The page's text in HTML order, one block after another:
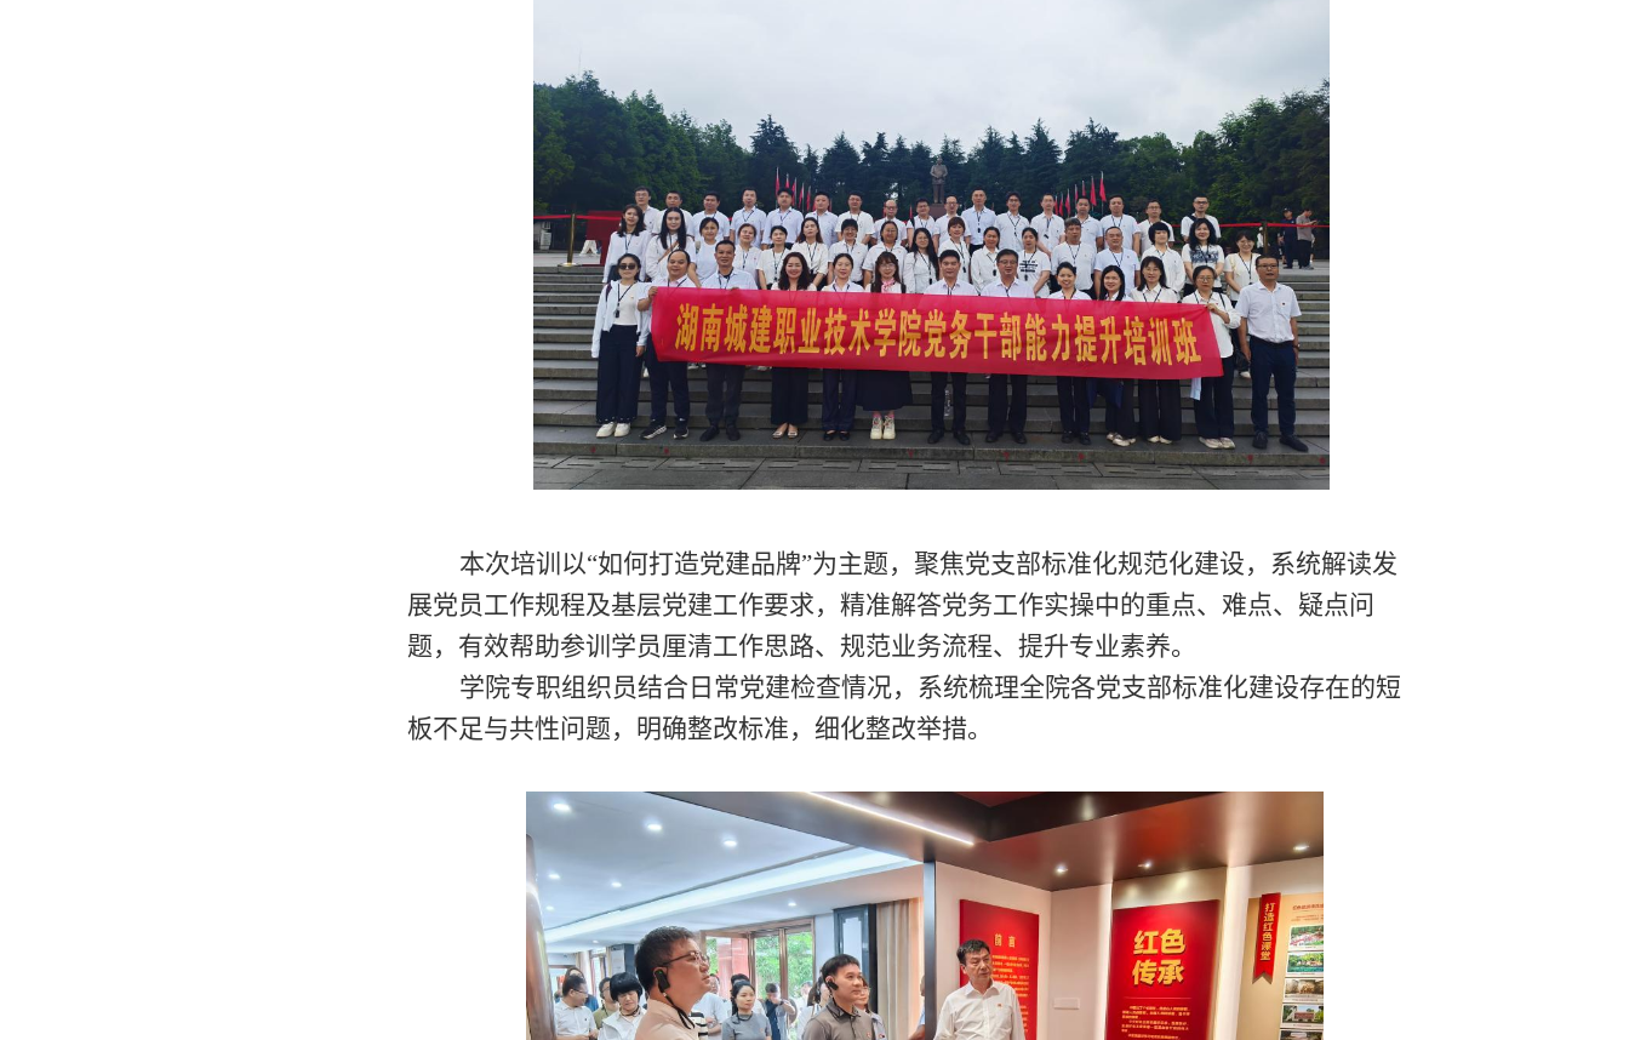
本次培训 以“如何打造党建品牌”为主题， 聚焦党支部标准化规范化建设，系统解读发
展党员工作规程及基层党建工作要求，精准解答党务工作实操中的重点、难点、疑点问
题，有效帮助参训学员厘清工作思路、规范业务流程、提升专业素养。
学院专职组织员结合日常党建检查情况，系统梳理全院各党支部标准化建设存在的短
板不足与共性问题，明确整改标准， 细化整改举措。